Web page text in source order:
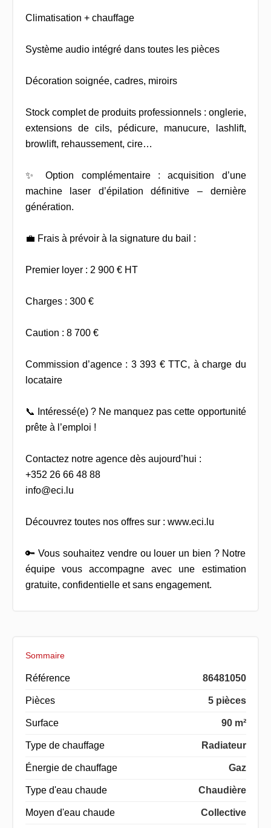
Climatisation + chauffage
Système audio intégré dans toutes les pièces
Décoration soignée, cadres, miroirs
Stock complet de produits professionnels : onglerie,
extensions de cils, pédicure, manucure, lashlift,
browlift, rehaussement, cire…
✨ Option complémentaire : acquisition d’une
machine laser d’épilation définitive – dernière
génération.
💼 Frais à prévoir à la signature du bail :
Premier loyer : 2 900 € HT
Charges : 300 €
Caution : 8 700 €
Commission d’agence : 3 393 € TTC, à charge du
locataire
📞 Intéressé(e) ? Ne manquez pas cette opportunité
prête à l’emploi !
Contactez notre agence dès aujourd’hui :
+352 26 66 48 88
info@eci.lu
Découvrez toutes nos offres sur : www.eci.lu
🔑 Vous souhaitez vendre ou louer un bien ? Notre
équipe vous accompagne avec une estimation
gratuite, confidentielle et sans engagement.
Sommaire
Référence 86481050
Pièces 5 pièces
Surface 90 m²
Type de chauffage Radiateur
Énergie de chauffage Gaz
Type d'eau chaude Chaudière
Moyen d'eau chaude Collective